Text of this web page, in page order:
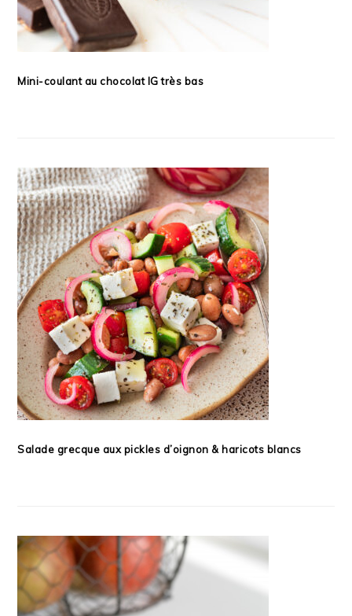
Mini-coulant au chocolat IG très bas
Salade grecque aux pickles d’oignon & haricots blancs